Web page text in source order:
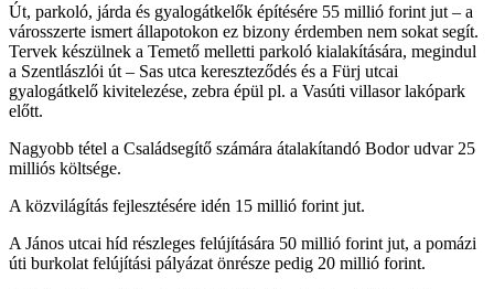
Út, parkoló, járda és gyalogátkelők építésére 55 millió forint jut – a
városszerte ismert állapotokon ez bizony érdemben nem sokat segít.
Tervek készülnek a Temető melletti parkoló kialakítására, megindul
a Szentlászlói út – Sas utca kereszteződés és a Fürj utcai
gyalogátkelő kivitelezése, zebra épül pl. a Vasúti villasor lakópark
előtt.
Nagyobb tétel a Családsegítő számára átalakítandó Bodor udvar 25
milliós költsége.
A közvilágítás fejlesztésére idén 15 millió forint jut.
A János utcai híd részleges felújítására 50 millió forint jut, a pomázi
úti burkolat felújítási pályázat önrésze pedig 20 millió forint.